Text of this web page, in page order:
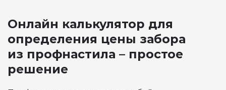
Онлайн калькулятор для
определения цены забора
из профнастила – простое
решение